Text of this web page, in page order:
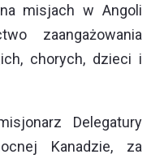
misjach w Angoli
zaangażowania
chorych, dzieci i
Delegatury
Kanadzie, za